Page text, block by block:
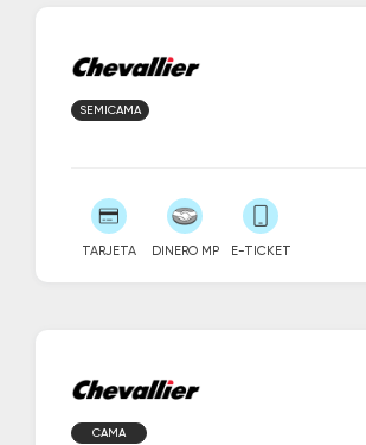
SEMICAMA
TARJETA DINERO MP E-TICKET
CAMA